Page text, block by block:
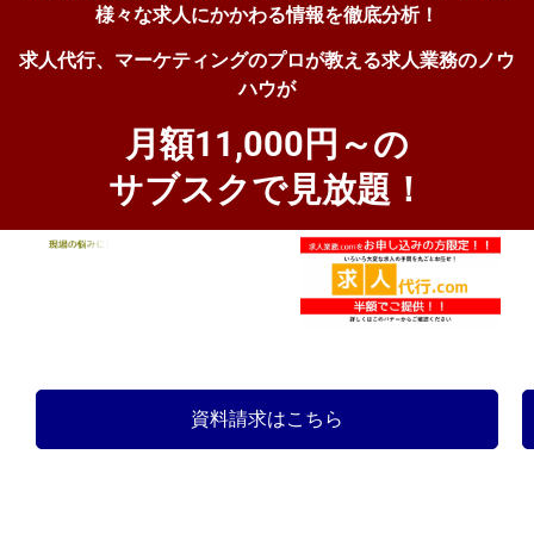
様々な求人にかかわる情報を徹底分析！
求人代行、マーケティングのプロが教える求人業務のノウ
ハウが
月額11,000円～の
サブスクで見放題！
資料請求はこちら